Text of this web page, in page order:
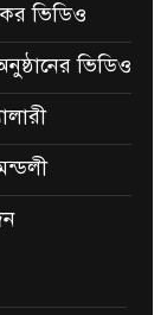
ভিডিও
ভিডিও